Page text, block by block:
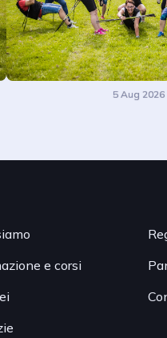
5 Aug 2026
e corsi